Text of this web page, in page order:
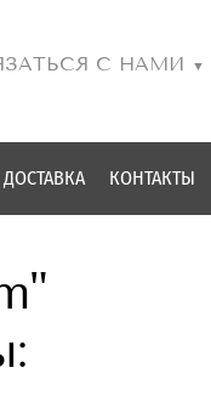
С НАМИ ▼
КОНТАКТЫ